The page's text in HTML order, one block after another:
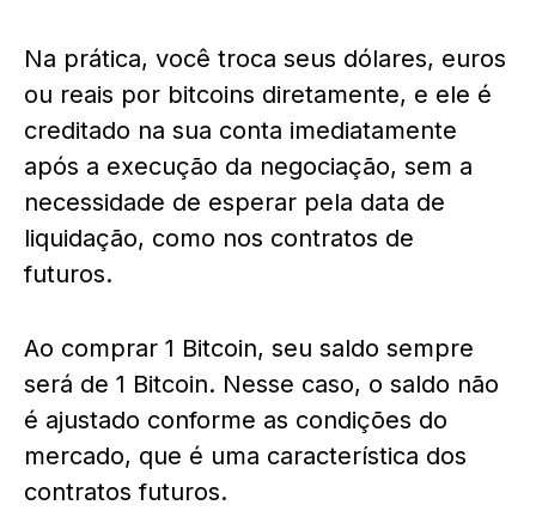
Na prática, você troca seus dólares, euros
ou reais por bitcoins diretamente, e ele é
creditado na sua conta imediatamente
após a execução da negociação, sem a
necessidade de esperar pela data de
liquidação, como nos contratos de
futuros.
Ao comprar 1 Bitcoin, seu saldo sempre
será de 1 Bitcoin. Nesse caso, o saldo não
é ajustado conforme as condições do
mercado, que é uma característica dos
contratos futuros.